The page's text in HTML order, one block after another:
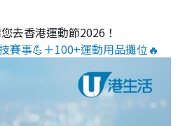
您去香港運動節2026！
賽事💪＋100+運動用品攤位🔥